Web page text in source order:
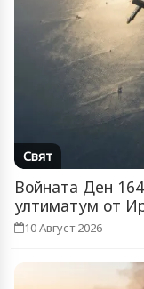
Свят
Войната Ден
ултиматум от
10 Август 2026